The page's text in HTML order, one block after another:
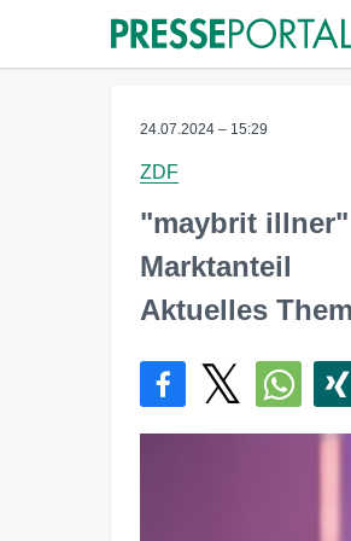
24.07.2024 – 15:29
ZDF
"maybrit illner"
Marktanteil
Aktuelles